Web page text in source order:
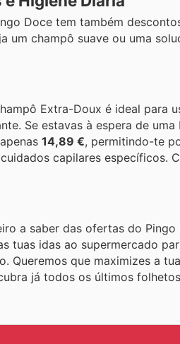
Doce tem também
um champô suave ou uma
Extra-Doux é ideal para
Se estavas à espera de
14,89 €, permitindo-te
capilares específicos.
a saber das ofertas do
tuas idas ao supermercado
Queremos que maximizes a
já todos os últimos